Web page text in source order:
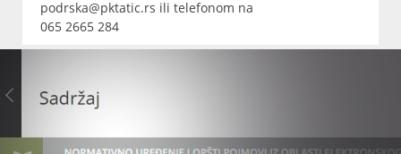
podrska@pktatic.rs ili telefonom na
065 2665 284